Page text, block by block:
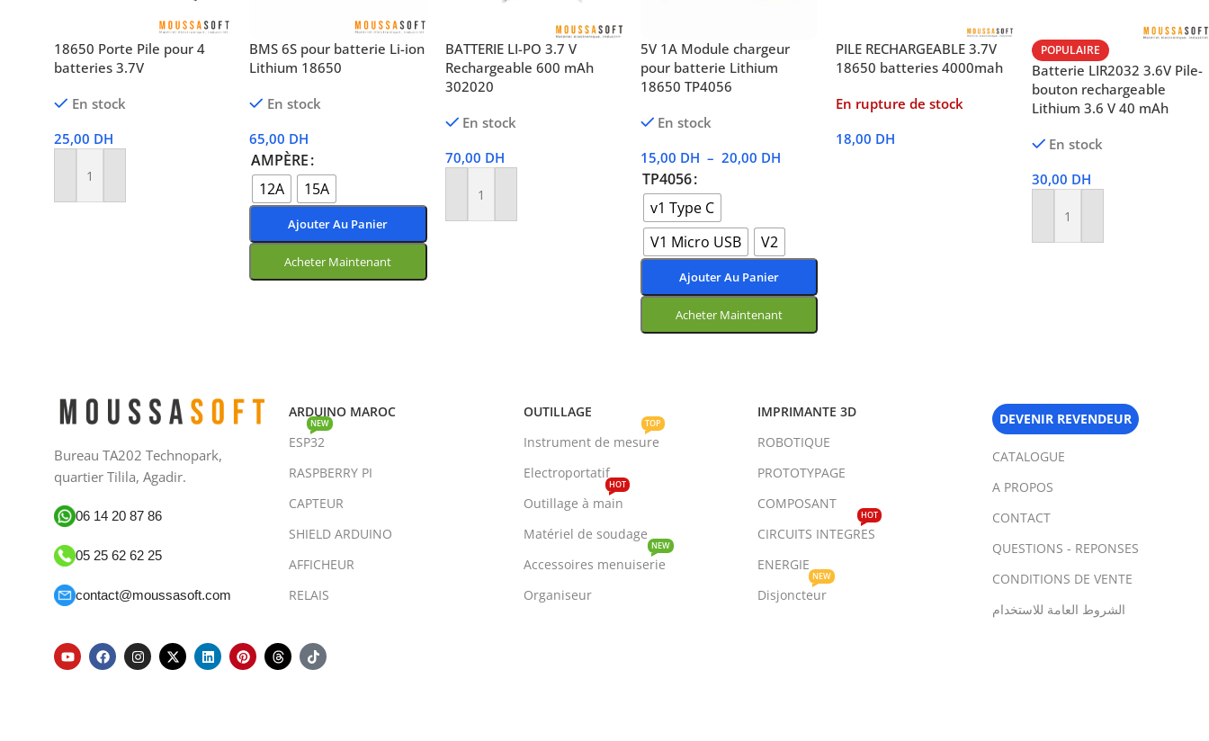
18650 Porte Pile pour 4
batteries 3.7V
En stock
25,00 DH
Ajouter Au Panier
BMS 6S pour batterie Li-ion
Lithium 18650
En stock
65,00 DH
AMPÈRE
12A
15A
Ajouter Au Panier
Acheter Maintenant
BATTERIE LI-PO 3.7 V
Rechargeable 600 mAh
302020
En stock
70,00 DH
Ajouter Au Panier
5V 1A Module chargeur
pour batterie Lithium
18650 TP4056
En stock
15,00 DH – 20,00 DH
TP4056
v1 Type C
V1 Micro USB
V2
Ajouter Au Panier
Acheter Maintenant
PILE RECHARGEABLE 3.7V
18650 batteries 4000mah
En rupture de stock
18,00 DH
POPULAIRE
Batterie LIR2032 3.6V Pile-
bouton rechargeable
Lithium 3.6 V 40 mAh
En stock
30,00 DH
Ajouter Au Panier
Bureau TA202 Technopark,
quartier Tilila, Agadir.
06 14 20 87 86
05 25 62 62 25
contact@moussasoft.com
ARDUINO MAROC
ESP32
NEW
RASPBERRY PI
CAPTEUR
SHIELD ARDUINO
AFFICHEUR
RELAIS
OUTILLAGE
Instrument de mesure
TOP
Electroportatif
Outillage à main
HOT
Matériel de soudage
Accessoires menuiserie
NEW
Organiseur
IMPRIMANTE 3D
ROBOTIQUE
PROTOTYPAGE
COMPOSANT
CIRCUITS INTEGRES
HOT
ENERGIE
Disjoncteur
NEW
DEVENIR REVENDEUR
CATALOGUE
A PROPOS
CONTACT
QUESTIONS - REPONSES
CONDITIONS DE VENTE
الشروط العامة للاستخدام